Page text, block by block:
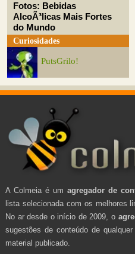
Fotos: Bebidas
AlcoÃ³licas Mais Fortes
do Mundo
Curiosidades
PutsGrilo!
A Colmeia é um agregador de
lista selecionada com os melhores
No ar desde o início de 2009, o
sugestões de conteúdo de qualquer
material publicado.